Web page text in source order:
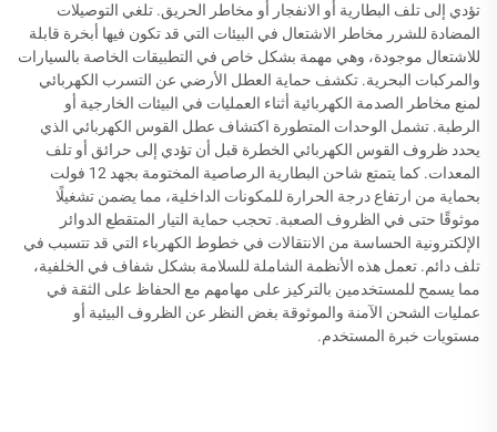
تؤدي إلى تلف البطارية أو الانفجار أو مخاطر الحريق. تلغي التوصيلات
المضادة للشرر مخاطر الاشتعال في البيئات التي قد تكون فيها أبخرة قابلة
للاشتعال موجودة، وهي مهمة بشكل خاص في التطبيقات الخاصة بالسيارات
والمركبات البحرية. تكشف حماية العطل الأرضي عن التسرب الكهربائي
لمنع مخاطر الصدمة الكهربائية أثناء العمليات في البيئات الخارجية أو
الرطبة. تشمل الوحدات المتطورة اكتشاف عطل القوس الكهربائي الذي
يحدد ظروف القوس الكهربائي الخطرة قبل أن تؤدي إلى حرائق أو تلف
المعدات. كما يتمتع شاحن البطارية الرصاصية المختومة بجهد 12 فولت
بحماية من ارتفاع درجة الحرارة للمكونات الداخلية، مما يضمن تشغيلًا
موثوقًا حتى في الظروف الصعبة. تحجب حماية التيار المتقطع الدوائر
الإلكترونية الحساسة من الانتقالات في خطوط الكهرباء التي قد تتسبب في
تلف دائم. تعمل هذه الأنظمة الشاملة للسلامة بشكل شفاف في الخلفية،
مما يسمح للمستخدمين بالتركيز على مهامهم مع الحفاظ على الثقة في
عمليات الشحن الآمنة والموثوقة بغض النظر عن الظروف البيئية أو
مستويات خبرة المستخدم.